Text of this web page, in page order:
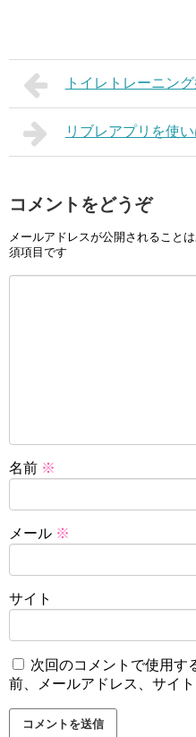
トイレトレーニン
リブレアプリを使
コメントをどうぞ
メールアドレスが公開されることは
須項目です
名前 ※
メール ※
サイト
次回のコメントで使用す
前、メールアドレス、サイト